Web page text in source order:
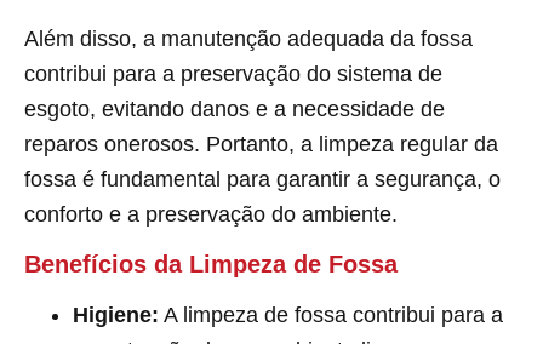
Além disso, a manutenção adequada da fossa
contribui para a preservação do sistema de
esgoto, evitando danos e a necessidade de
reparos onerosos. Portanto, a limpeza regular da
fossa é fundamental para garantir a segurança, o
conforto e a preservação do ambiente.
Benefícios da Limpeza de Fossa
Higiene: A limpeza de fossa contribui para a